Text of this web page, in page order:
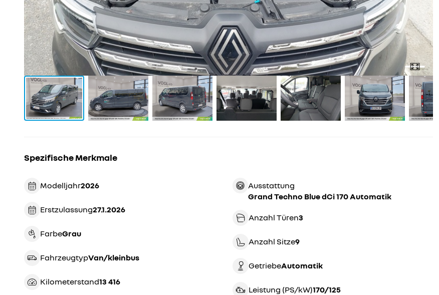
Spezifische Merkmale
Modelljahr 2026
Erstzulassung 27.1.2026
Farbe grau
Fahrzeugtyp van/kleinbus
Kilometerstand 13 416
Ausstattung
Grand Techno Blue dCi 170 Automatik
Anzahl Türen3
Anzahl Sitze9
Getriebe automatik
Leistung (PS/kW) 170/125